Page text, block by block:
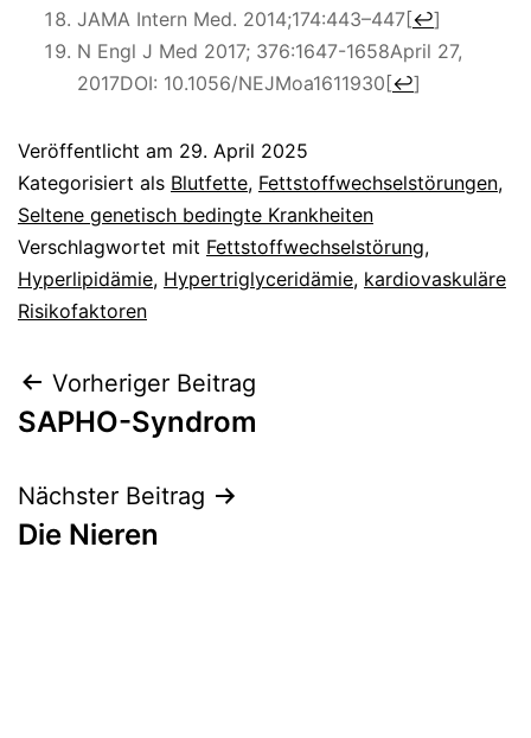
JAMA Intern Med. 2014;174:443–447[↩]
N Engl J Med 2017; 376:1647-1658April 27,
2017DOI: 10.1056/NEJMoa1611930[↩]
Veröffentlicht am 29. April 2025
Kategorisiert als Blutfette, Fettstoffwechselstörungen,
Seltene genetisch bedingte Krankheiten
Verschlagwortet mit Fettstoffwechselstörung,
Hyperlipidämie, Hypertriglyceridämie, kardiovaskuläre
Risikofaktoren
Beitragsnavigation
Vorheriger Beitrag
SAPHO-Syndrom
Nächster Beitrag
Die Nieren